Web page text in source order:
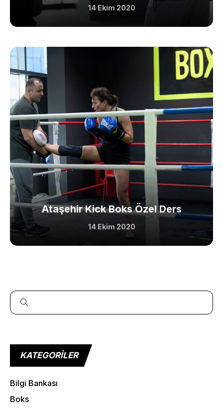
14 Ekim 2020
Ataşehir Kick Boks Özel Ders
14 Ekim 2020
KATEGORILER
Bilgi Bankası
Boks